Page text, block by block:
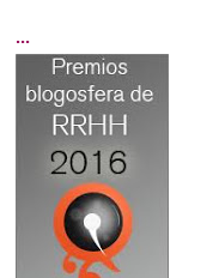
...